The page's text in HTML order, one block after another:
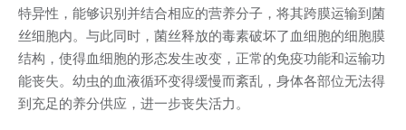
特异性，能够识别并结合相应的营养分子，将其跨膜运输到菌
丝细胞内。与此同时，菌丝释放的毒素破坏了血细胞的细胞膜
结构，使得血细胞的形态发生改变，正常的免疫功能和运输功
能丧失。幼虫的血液循环变得缓慢而紊乱，身体各部位无法得
到充足的养分供应，进一步丧失活力。